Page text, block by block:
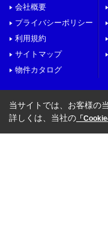
会社概要
プライバシーポリシー
利用規約
サイトマップ
物件カタログ
当サイトでは、お客様の
詳しくは、当社の 「